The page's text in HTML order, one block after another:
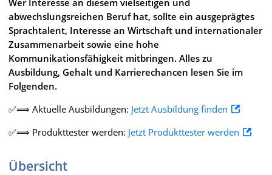
abwechslungsreichen Beruf hat, sollte ein ausgeprägtes
Sprachtalent, Interesse an Wirtschaft und internationaler
Zusammenarbeit sowie eine hohe
Kommunikationsfähigkeit mitbringen. Alles zu
Ausbildung, Gehalt und Karrierechancen lesen Sie im
Folgenden.
✅⟹ Aktuelle Ausbildungen: Jetzt Ausbildung finden
✅⟹ Produkttester werden: Jetzt Produkttester werden
Übersicht